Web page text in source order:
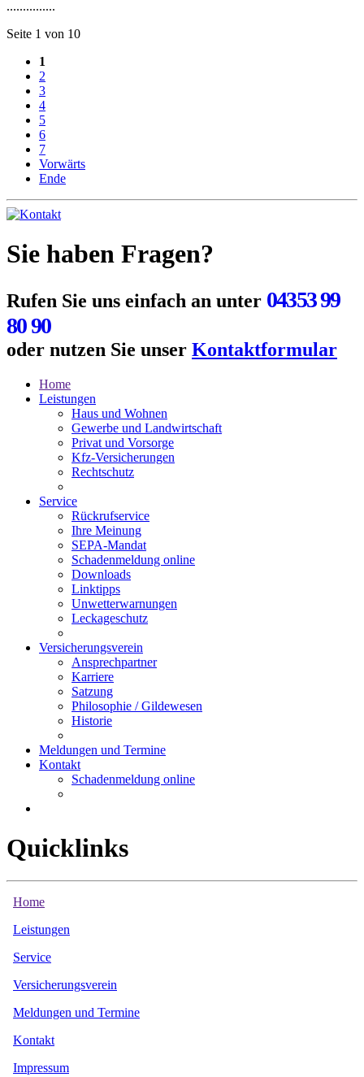
...............
Seite 1 von 10
1
2
3
4
5
6
7
Vorwärts
Ende
Sie haben Fragen?
Rufen Sie uns einfach an unter 04353 99
80 90
oder nutzen Sie unser Kontaktformular
Home
Leistungen
Haus und Wohnen
Gewerbe und Landwirtschaft
Privat und Vorsorge
Kfz-Versicherungen
Rechtschutz
Service
Rückrufservice
Ihre Meinung
SEPA-Mandat
Schadenmeldung online
Downloads
Linktipps
Unwetterwarnungen
Leckageschutz
Versicherungsverein
Ansprechpartner
Karriere
Satzung
Philosophie / Gildewesen
Historie
Meldungen und Termine
Kontakt
Schadenmeldung online
Quicklinks
Home
Leistungen
Service
Versicherungsverein
Meldungen und Termine
Kontakt
Impressum